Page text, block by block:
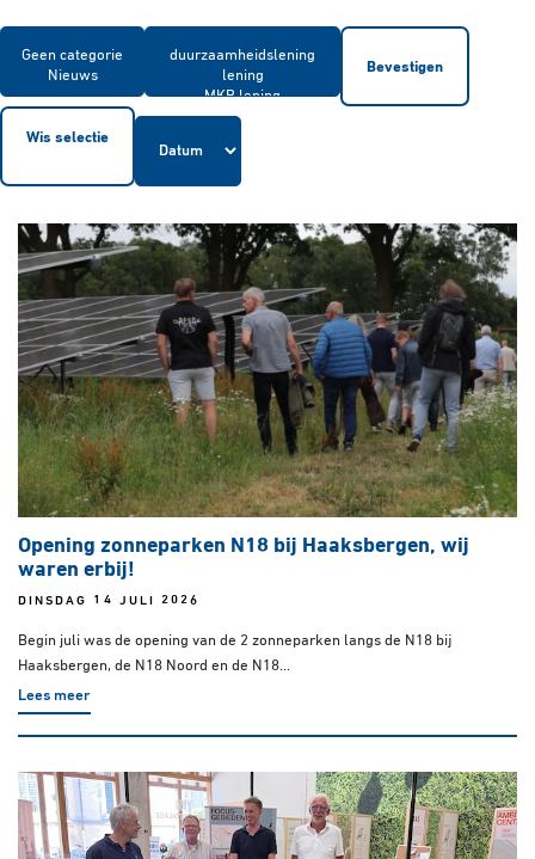
Bevestigen
Wis selectie
Opening zonneparken N18 bij Haaksbergen, wij
waren erbij!
DINSDAG 14 JULI 2026
Begin juli was de opening van de 2 zonneparken langs de N18 bij
Haaksbergen, de N18 Noord en de N18...
Lees meer